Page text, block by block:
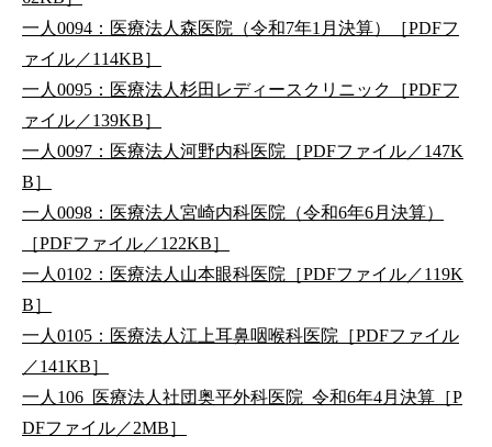
一人0094：医療法人森医院（令和7年1月決算）［PDFフ
ァイル／114KB］
一人0095：医療法人杉田レディースクリニック［PDFフ
ァイル／139KB］
一人0097：医療法人河野内科医院［PDFファイル／147K
B］
一人0098：医療法人宮崎内科医院（令和6年6月決算）
［PDFファイル／122KB］
一人0102：医療法人山本眼科医院［PDFファイル／119K
B］
一人0105：医療法人江上耳鼻咽喉科医院［PDFファイル
／141KB］
一人106_医療法人社団奥平外科医院_令和6年4月決算［P
DFファイル／2MB］